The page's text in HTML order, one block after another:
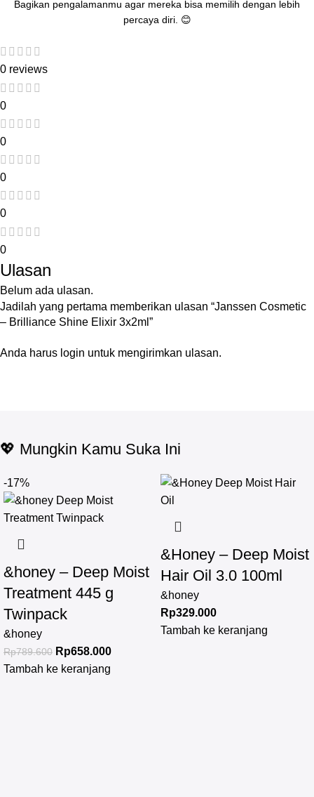
Bagikan pengalamanmu agar mereka bisa memilih dengan lebih
percaya diri. 😊
0 reviews
0
0
0
0
0
Ulasan
Belum ada ulasan.
Jadilah yang pertama memberikan ulasan “Janssen Cosmetic
– Brilliance Shine Elixir 3x2ml”
Anda harus login untuk mengirimkan ulasan.
💖 Mungkin Kamu Suka Ini
-17%
&honey – Deep Moist
Treatment 445 g
Twinpack
&honey
Rp789.600 Rp658.000
Tambah ke keranjang
&Honey – Deep Moist
Hair Oil 3.0 100ml
&honey
Rp329.000
Tambah ke keranjang